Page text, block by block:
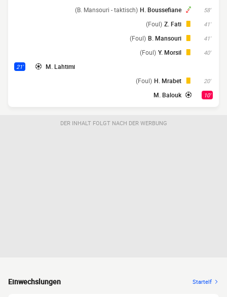
58'
H. Boussefiane
(B. Mansouri - taktisch)
41'
Z. Fati
(Foul)
41'
B. Mansouri
(Foul)
40'
Y. Morsil
(Foul)
21' M. Lahtimi
20'
H. Mrabet
(Foul)
10'
M. Balouk
DER INHALT FOLGT NACH DER WERBUNG
Einwechslungen Startelf